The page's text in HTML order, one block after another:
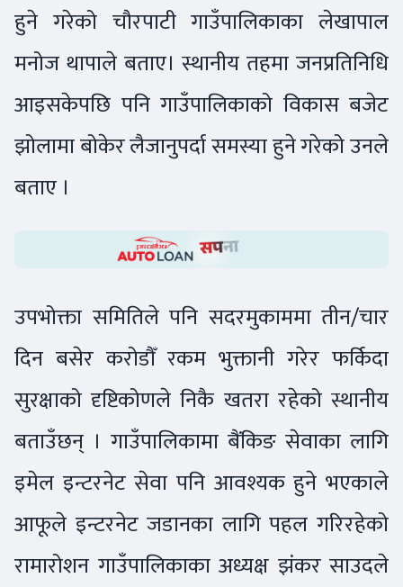
हुने गरेको चौरपाटी गाउँपालिकाका लेखापाल
मनोज थापाले बताए। स्थानीय तहमा जनप्रतिनिधि
आइसकेपछि पनि गाउँपालिकाको विकास बजेट
झोलामा बोकेर लैजानुपर्दा समस्या हुने गरेको उनले
बताए ।
उपभोक्ता समितिले पनि सदरमुकाममा तीन/चार
दिन बसेर करोडौँ रकम भुक्तानी गरेर फर्किदा
सुरक्षाको दृष्टिकोणले निकै खतरा रहेको स्थानीय
बताउँछन् । गाउँपालिकामा बैंकिङ सेवाका लागि
इमेल इन्टरनेट सेवा पनि आवश्यक हुने भएकाले
आफूले इन्टरनेट जडानका लागि पहल गरिरहेको
रामारोशन गाउँपालिकाका अध्यक्ष झंकर साउदले